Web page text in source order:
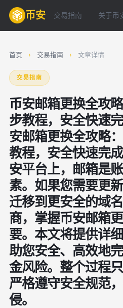
币安 交易指南 关于币
首页 › 交易指南 › 文章详情
交易指南
币安邮箱更换全攻
步教程，安全快速
安邮箱更换全攻略
教程，安全快速完
安平台上，邮箱是
素。如果您需要更
迁移到更安全的域
商，掌握币安邮箱
要。本文将提供详
助您安全、高效地
金风险。整个过程
严格遵守安全规范
侵。